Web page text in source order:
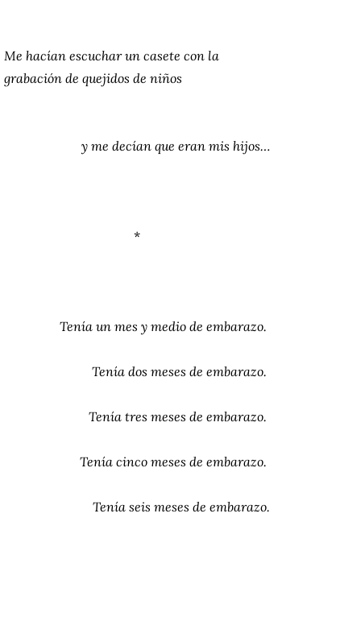
Me hacían escuchar un casete con la
grabación de quejidos de niños
y me decían que eran mis hijos…
*
Tenía un mes y medio de embarazo.
Tenía dos meses de embarazo.
Tenía tres meses de embarazo.
Tenía cinco meses de embarazo.
Tenía seis meses de embarazo.